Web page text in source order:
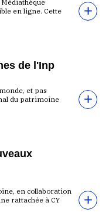
en ligne. Cette
de l'Inp
et pas
du patrimoine
en collaboration
rattachée à CY